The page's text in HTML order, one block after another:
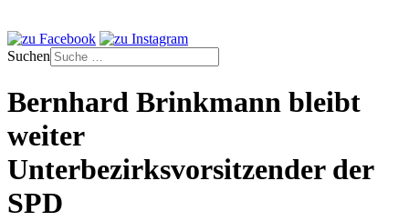
Suchen
Bernhard Brinkmann bleibt
weiter
Unterbezirksvorsitzender der
SPD